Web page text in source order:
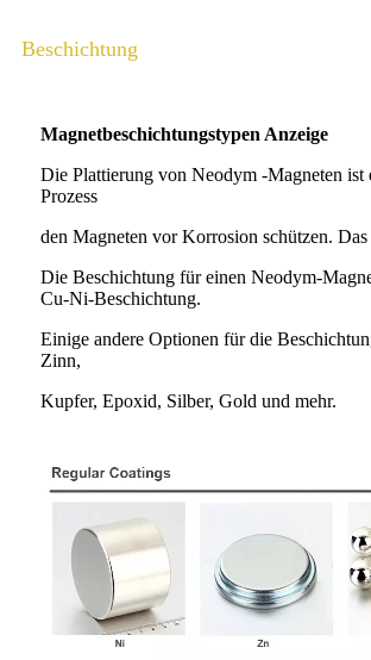
Beschichtung
Magnetbeschichtungstypen Anzeige
Die Plattierung von Neodym -Magneten ist
Prozess
den Magneten vor Korrosion schützen.
Die Beschichtung für einen Neodym-
Cu-Ni-Beschichtung.
Einige andere Optionen für die
Zinn,
Kupfer, Epoxid, Silber, Gold und mehr.